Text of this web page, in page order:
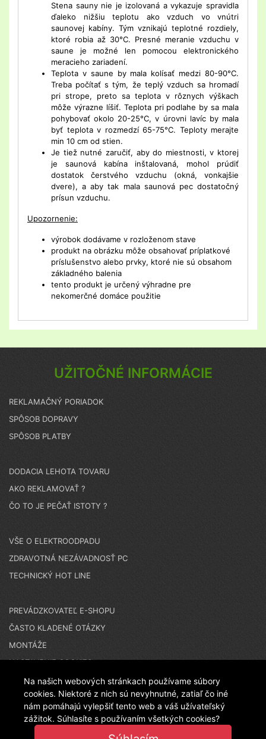
Na našich webových stránkach používame súbory
cookies. Niektoré z nich sú nevyhnutné, zatiaľ čo iné
nám pomáhajú vylepšiť tento web a váš užívateľský
zážitok. Súhlasíte s používaním všetkých cookies?
Stena sauny nie je izolovaná a vykazuje spravidla
ďaleko nižšiu teplotu ako vzduch vo vnútri
saunovej kabíny. Tým vznikajú teplotné rozdiely,
ktoré robia až 30°C. Presné meranie vzduchu v
saune je možné len pomocou elektronického
meracieho zariadení.
Teplota v saune by mala kolísať medzi 80-90°C.
Treba počítať s tým, že teplý vzduch sa hromadí
pri strope, preto sa teplota v rôznych výškach
môže výrazne líšiť. Teplota pri podlahe by sa mala
pohybovať okolo 20-25°C, v úrovni lavíc by mala
byť teplota v rozmedzí 65-75°C. Teploty merajte
min 10 cm od stien.
Je tiež nutné zaručiť, aby do miestnosti, v ktorej
je saunová kabína inštalovaná, mohol prúdiť
dostatok čerstvého vzduchu (okná, vonkajšie
dvere), a aby tak mala saunová pec dostatočný
prísun vzduchu.
Upozornenie:
výrobok dodávame v rozloženom stave
produkt na obrázku môže obsahovať príplatkové
príslušenstvo alebo prvky, ktoré nie sú obsahom
základného balenia
tento produkt je určený výhradne pre
nekomerčné domáce použitie
UŽITOČNÉ INFORMÁCIE
REKLAMAČNÝ PORIADOK
SPÔSOB DOPRAVY
SPÔSOB PLATBY
DODACIA LEHOTA TOVARU
AKO REKLAMOVAŤ ?
ČO TO JE PEČAŤ ISTOTY ?
VŠE O ELEKTROODPADU
ZDRAVOTNÁ NEZÁVADNOSŤ PC
TECHNICKÝ HOT LINE
PREVÁDZKOVATEĽ E-SHOPU
ČASTO KLADENÉ OTÁZKY
MONTÁŽE
NASTAVENIE COOKIES
N A K U P U J E T E N A Č E S K O M E S H O P E - T E N